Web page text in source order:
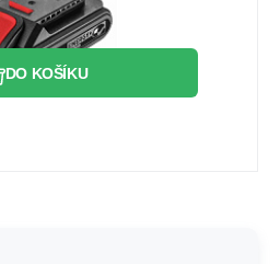
DO KOŠÍKU
Oblíbený
Porovnat
aku baterie pro